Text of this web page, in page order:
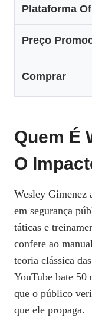
Plataforma
Preço
Comprar
Quem É
O
Wesley Gimenez
em segurança
táticas e
confere ao
teoria clássica
YouTube bate 50
que o público
que ele propaga.